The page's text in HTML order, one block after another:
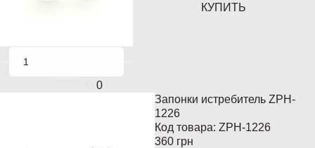
0
КУПИТЬ
Запонки истребитель ZPH-
1226
Код товара:ZPH-1226
360 грн